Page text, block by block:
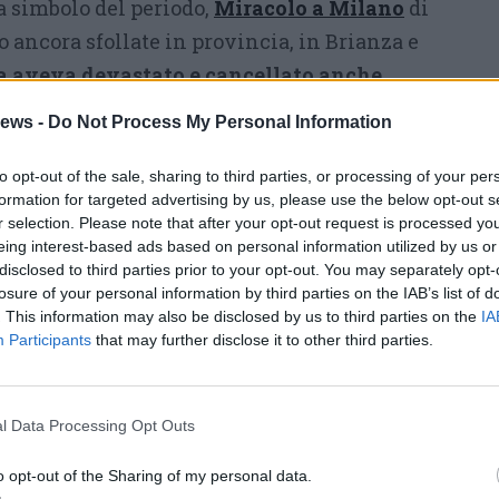
- Do Not Process My Personal Information
opt-out of the sale, sharing to third parties, or processing of your
for targeted advertising by us, please use the below opt-out
selection. Please note that after your opt-out request is processed
interest-based ads based on personal information utilized by us
to third parties prior to your opt-out. You may separately
of your personal information by third parties on the IAB’s list of
This information may also be disclosed by us to third parties on the
Participants that may further disclose it to other third parties.
Data Processing Opt Outs
opt-out of the Sharing of my personal data.
del periodo, Miracolo a Milano di
ancora sfollate in provincia, in Brianza e
aveva devastato e cancellato anche
perduti l’Ambasciatori, lo storico
l’Eden, il Diana, il Vox, il Reale, il
il Garibaldi. Furono invece ricostruiti e
l’Ambrosiano, il Supercinema.
continuò a lavorare nel cinema, nel
arte” come rito collettivo, prima
Il duroperiodo della ricostruzione
sogni
dalle 77 del 1946 si passò a 110 già nel
125 del 1953. Nino lavorava come
(
il film “
Siluri umani